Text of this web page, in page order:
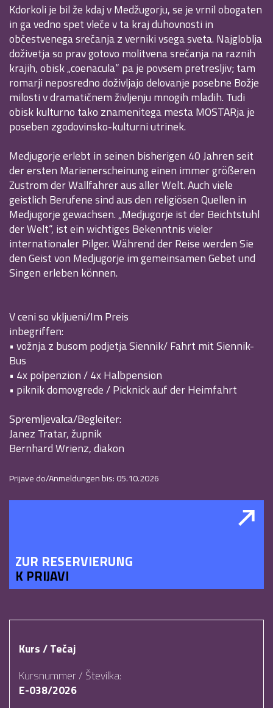
Kdorkoli je bil že kdaj v Medžugorju, se je vrnil obogaten
in ga vedno spet vleče v ta kraj duhovnosti in
občestvenega srečanja z verniki vsega sveta. Najgloblja
doživetja so prav gotovo molitvena srečanja na raznih
krajih, obisk „coenacula“ pa je povsem pretresljiv; tam
romarji neposredno doživljajo delovanje posebne Božje
milosti v dramatičnem življenju mnogih mladih. Tudi
obisk kulturno tako znamenitega mesta MOSTARja je
poseben zgodovinsko-kulturni utrinek.
Medjugorje erlebt in seinen bisherigen 40 Jahren seit
der ersten Marienerscheinung einen immer größeren
Zustrom der Wallfahrer aus aller Welt. Auch viele
geistlich Berufene sind aus den religiösen Quellen in
Medjugorje gewachsen. „Medjugorje ist der Beichtstuhl
der Welt“, ist ein wichtiges Bekenntnis vieler
internationaler Pilger. Während der Reise werden Sie
den Geist von Medjugorje im gemeinsamen Gebet und
Singen erleben können.
V ceni so vkljueni/Im Preis
inbegriffen:
• vožnja z busom podjetja Siennik/ Fahrt mit Siennik-
Bus
• 4x polpenzion / 4x Halbpension
• piknik domovgrede / Picknick auf der Heimfahrt
Spremljevalca/Begleiter:
Janez Tratar, župnik
Bernhard Wrienz, diakon
Prijave do/Anmeldungen bis: 05.10.2026
ZUR RESERVIERUNG
K PRIJAVI
Kurs / Tečaj
Kursnummer / Številka:
E-038/2026